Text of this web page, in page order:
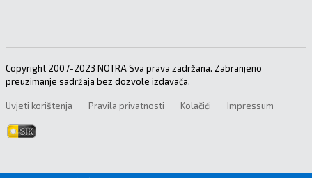
Copyright 2007-2023 NOTRA Sva prava zadržana. Zabranjeno
preuzimanje sadržaja bez dozvole izdavača.
Uvjeti korištenja Pravila privatnosti Kolačići Impressum